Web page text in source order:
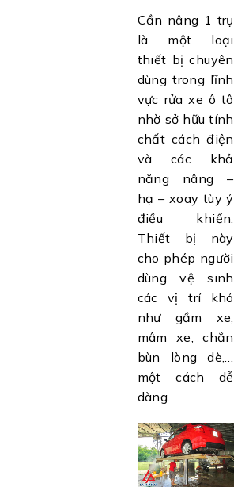
Cần nâng 1 trụ
là một loại
thiết bị chuyên
dùng trong lĩnh
vực rửa xe ô tô
nhờ sở hữu tính
chất cách điện
và các khả
năng nâng –
hạ – xoay tùy ý
điều khiển.
Thiết bị này
cho phép người
dùng vệ sinh
các vị trí khó
như gầm xe,
mâm xe, chắn
bùn lòng dè,…
một cách dễ
dàng.